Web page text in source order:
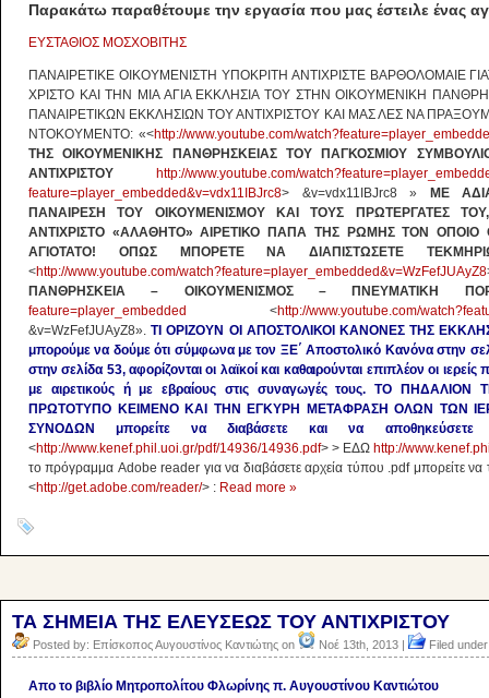
Παρακάτω παραθέτουμε την εργασία που μας έστειλε ένας
ΕΥΣΤΑΘΙΟΣ ΜΟΣΧΟΒΙΤΗΣ
ΠΑΝΑΙΡΕΤΙΚΕ ΟΙΚΟΥΜΕΝΙΣΤΗ ΥΠΟΚΡΙΤΗ ΑΝΤΙΧΡΙΣΤΕ ΒΑΡΘΟΛΟΜΑΙΕ
ΧΡΙΣΤΟ ΚΑΙ ΤΗΝ ΜΙΑ ΑΓΙΑ ΕΚΚΛΗΣΙΑ ΤΟΥ ΣΤΗΝ ΟΙΚΟΥΜΕΝΙΚΗ
ΠΑΝΑΙΡΕΤΙΚΩΝ ΕΚΚΛΗΣΙΩΝ ΤΟΥ ΑΝΤΙΧΡΙΣΤΟΥ ΚΑΙ ΜΑΣ ΛΕΣ ΝΑ
ΝΤΟΚΟΥΜΕΝΤΟ: «<http://www.youtube.com/
ΤΗΣ ΟΙΚΟΥΜΕΝΙΚΗΣ ΠΑΝΘΡΗΣΚΕΙΑΣ ΤΟΥ ΠΑΓΚΟΣΜΙΟΥ
ΑΝΤΙΧΡΙΣΤΟΥ http://www.youtube.com/
feature=player_embedded&v=vdx11IBJrc8> &v=vdx11IBJrc8 »
ΜΕ
ΠΑΝΑΙΡΕΣΗ ΤΟΥ ΟΙΚΟΥΜΕΝΙΣΜΟΥ ΚΑΙ ΤΟΥΣ ΠΡΩΤΕΡΓΑΤΕΣ
ΑΝΤΙΧΡΙΣΤΟ «ΑΛΑΘΗΤΟ» ΑΙΡΕΤΙΚΟ ΠΑΠΑ ΤΗΣ ΡΩΜΗΣ ΤΟΝ
ΑΓΙΟΤΑΤΟ! ΟΠΩΣ ΜΠΟΡΕΤΕ ΝΑ ΔΙΑΠΙΣΤΩΣΕΤΕ
<http://www.youtube.com/watch?feature=player_embedded&v=WzFefJUAyZ8
ΠΑΝΘΡΗΣΚΕΙΑ – ΟΙΚΟΥΜΕΝΙΣΜΟΣ – ΠΝΕΥΜΑΤΙΚΗ
feature=player_embedded
<http://www.youtube.com/
&v=WzFefJUAyZ8».ΤΙ ΟΡΙΖΟΥΝ ΟΙ ΑΠΟΣΤΟΛΙΚΟΙ ΚΑΝΟΝΕΣ ΤΗΣ
μπορούμε να δούμε ότι σύμφωνα με τον ΞΕ΄ Αποστολικό Κανόνα στην
στην σελίδα 53, αφορίζονται οι λαϊκοί και καθαιρούνται επιπλέον οι
με αιρετικούς ή με εβραίους στις συναγωγές τους. ΤΟ
ΠΡΩΤΟΤΥΠΟ ΚΕΙΜΕΝΟ ΚΑΙ ΤΗΝ ΕΓΚΥΡΗ ΜΕΤΑΦΡΑΣΗ ΟΛΩΝ ΤΩΝ
ΣΥΝΟΔΩΝ μπορείτε να διαβάσετε και να
<http://www.kenef.phil.uoi.gr/pdf/14936/14936.pdf> > ΕΔΩ http://
το πρόγραμμα Adobe reader για να διαβάσετε αρχεία τύπου .pdf μπορείτε
<http://get.adobe.com/reader/> : Read more »
ΤΑ ΣΗΜΕΙΑ ΤΗΣ ΕΛΕΥΣΕΩΣ ΤΟΥ ΑΝΤΙΧΡΙΣΤΟΥ
Posted by: Επίσκοπος Αυγουστίνος Καντιώτης on Νοέ 13th, 2013 | Filed
Aπο το βιβλίο Μητροπολίτου Φλωρίνης π. Αυγουστίνου Καντιώτου